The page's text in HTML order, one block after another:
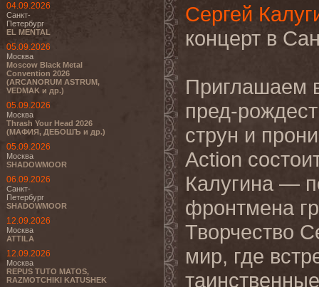
04.09.2026
Санкт-
Петербург
EL MENTAL
05.09.2026
Москва
Moscow Black Metal
Convention 2026
(ARCANORUM ASTRUM,
VEDMAK и др.)
05.09.2026
Москва
Thrash Your Head 2026
(МАФИЯ, ДЕБОШЪ и др.)
05.09.2026
Москва
SHADOWMOOR
06.09.2026
Санкт-
Петербург
SHADOWMOOR
12.09.2026
Москва
ATTILA
12.09.2026
Москва
REPUS TUTO MATOS,
RAZMOTCHIKI KATUSHEK
Сергей
концерт в
Приглашаем
пред-
струн и
Action
Калугина —
фронтмена
Творчество
мир, где